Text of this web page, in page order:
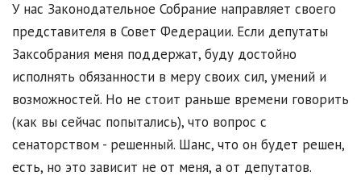
У нас Законодательное Собрание направляет своего
представителя в Совет Федерации. Если депутаты
Заксобрания меня поддержат, буду достойно
исполнять обязанности в меру своих сил, умений и
возможностей. Но не стоит раньше времени говорить
(как вы сейчас попытались), что вопрос с
сенаторством - решенный. Шанс, что он будет решен,
есть, но это зависит не от меня, а от депутатов.